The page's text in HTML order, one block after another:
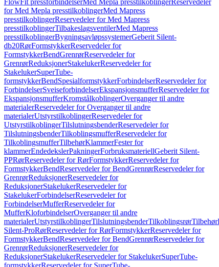
FlowFit pressforbindelserMed Mepla presstilkoblingerReservedeler
for Med Mepla presstilkoblingerMed Mapress
presstilkoblingerReservedeler for Med Mapress
presstilkoblingerTilbakeslagsventilerMed Mapress
presstilkoblingerBygningsavløpssystemerGeberit Silent-
db20RørFormstykkerReservedeler for
FormstykkerBendGrenrørReservedeler for
GrenrørReduksjonerStakelukerReservedeler for
StakelukerSuperTube-
formstykkerBendSpesialformstykkerForbindelserReservedeler for
ForbindelserSveiseforbindelserEkspansjonsmufferReservedeler for
EkspansjonsmufferKromstålkoblingerOverganger til andre
materialerReservedeler for Overganger til andre
materialerUtstyrstilkoblingerReservedeler for
UtstyrstilkoblingerTilslutningsbenderReservedeler for
TilslutningsbenderTilkoblingsmufferReservedeler for
TilkoblingsmufferTilbehørKlammerFester for
klammerEndedekslerPakningerForbruksmateriellGeberit Silent-
PPRørReservedeler for RørFormstykkerReservedeler for
FormstykkerBendReservedeler for BendGrenrørReservedeler for
GrenrørReduksjonerReservedeler for
ReduksjonerStakelukerReservedeler for
StakelukerForbindelserReservedeler for
ForbindelserMufferReservedeler for
MufferKloforbindelserOverganger til andre
materialerUtstyrstilkoblingerTilslutningsbenderTilkoblingsrørTilbehør
Silent-ProRørReservedeler for RørFormstykkerReservedeler for
FormstykkerBendReservedeler for BendGrenrørReservedeler for
GrenrørReduksjonerReservedeler for
ReduksjonerStakelukerReservedeler for StakelukerSuperTube-
formstykkerReservedeler for SuperTube-